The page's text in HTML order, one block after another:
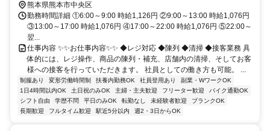
熊本県熊本市中央区
勤務時間詳細 ①6:00～9:00 時給1,126円 ②9:00～13:00 時給1,076円
③13:00～17:00 時給1,076円 ④17:00～22:00 時給1,076円 ⑤22:00～
翌...
仕事内容 ✨✨お仕事内容✨✨ ◆レジ対応 ◆陳列 ◆清掃 ◆接客業務 具
体的には、レジ操作、商品の陳列・補充、店舗内の清掃、そしてお客
様への接客を行っていただきます。 社員としての働き方も可能。 ...
制服あり 変形労働時間制 扶養内勤務OK 社員登用あり
副業・WワークOK
1日4時間以内OK
土日祝のみOK 主婦・主夫歓迎 フリーター歓迎
バイク通勤OK
シフト自由
学歴不問 平日のみOK 転勤なし 未経験者歓迎
ブランクOK
長期歓迎
フルタイム歓迎 駅近5分以内 週2・3日からOK